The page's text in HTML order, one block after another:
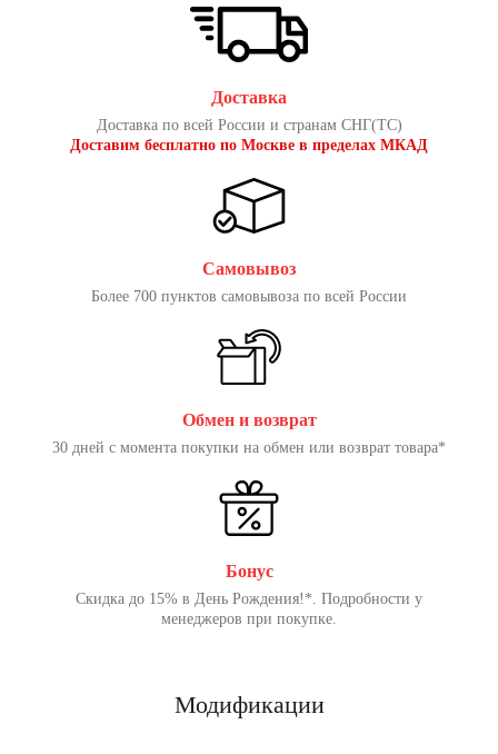
Доставка
Доставка по всей России и странам СНГ(ТС)
Доставим бесплатно по Москве в пределах МКАД
Самовывоз
Более 700 пунктов самовывоза по всей России
Обмен и возврат
30 дней с момента покупки на обмен или возврат товара*
Бонус
Скидка до 15% в День Рождения!*. Подробности у
менеджеров при покупке.
Модификации